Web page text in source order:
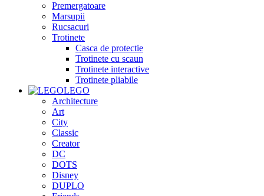
Premergatoare
Marsupii
Rucsacuri
Trotinete
Casca de protectie
Trotinete cu scaun
Trotinete interactive
Trotinete pliabile
LEGO
Architecture
Art
City
Classic
Creator
DC
DOTS
Disney
DUPLO